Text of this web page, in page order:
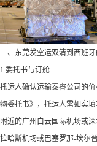
一、东莞发空运双清到西班
1.委托书与订舱
托运人确认运输泰睿公司的
物委托书》，托运人需如实
附近的广州白云国际机场或
拉哈斯机场或巴塞罗那-埃尔